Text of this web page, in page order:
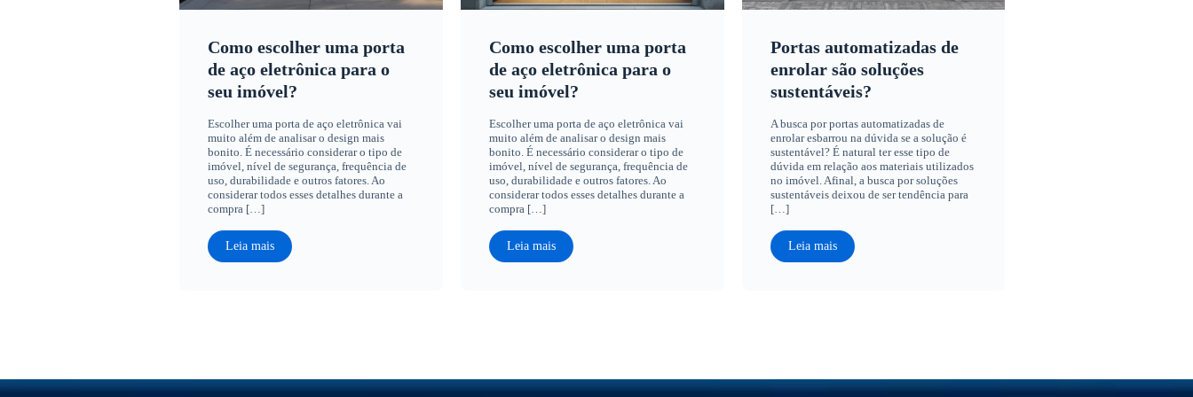
Como escolher uma porta
de aço eletrônica para o
seu imóvel?
Escolher uma porta de aço eletrônica vai
muito além de analisar o design mais
bonito. É necessário considerar o tipo de
imóvel, nível de segurança, frequência de
uso, durabilidade e outros fatores. Ao
considerar todos esses detalhes durante a
compra […]
Leia mais
Como escolher uma porta
de aço eletrônica para o
seu imóvel?
Escolher uma porta de aço eletrônica vai
muito além de analisar o design mais
bonito. É necessário considerar o tipo de
imóvel, nível de segurança, frequência de
uso, durabilidade e outros fatores. Ao
considerar todos esses detalhes durante a
compra […]
Leia mais
Portas automatizadas de
enrolar são soluções
sustentáveis?
A busca por portas automatizadas de
enrolar esbarrou na dúvida se a solução é
sustentável? É natural ter esse tipo de
dúvida em relação aos materiais utilizados
no imóvel. Afinal, a busca por soluções
sustentáveis deixou de ser tendência para
[…]
Leia mais